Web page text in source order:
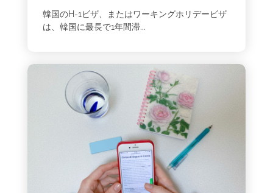
韓国のH-1ビザ、またはワーキングホリデービザ
は、韓国に最長で1年間滞...